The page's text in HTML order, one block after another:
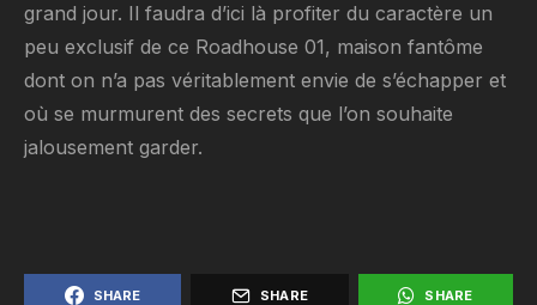
grand jour. Il faudra d’ici là profiter du caractère un
peu exclusif de ce Roadhouse 01, maison fantôme
dont on n’a pas véritablement envie de s’échapper et
où se murmurent des secrets que l’on souhaite
jalousement garder.
SHARE SHARE SHARE